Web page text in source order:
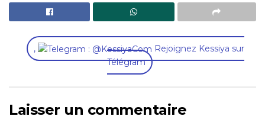
,
Rejoignez Kessiya sur
Télégram
Laisser un commentaire